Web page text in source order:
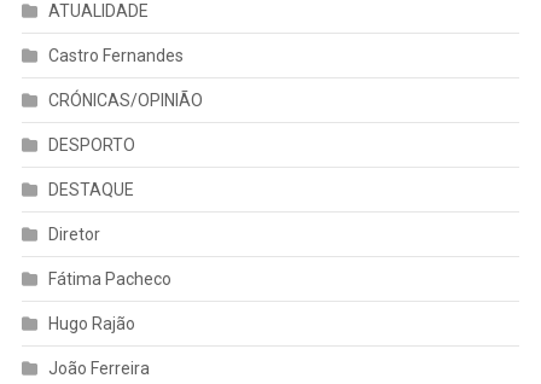
ATUALIDADE
Castro Fernandes
CRÓNICAS/OPINIÃO
DESPORTO
DESTAQUE
Diretor
Fátima Pacheco
Hugo Rajão
João Ferreira